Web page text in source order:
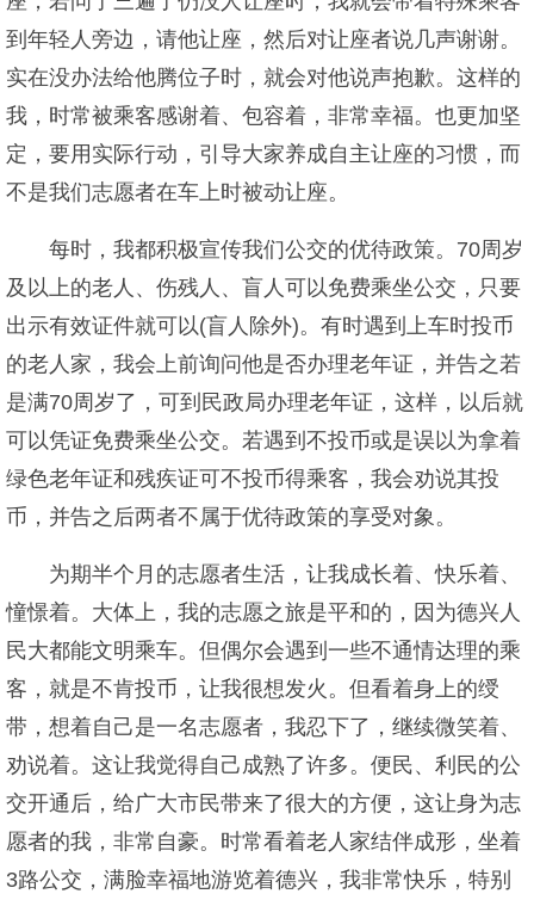
到年轻人旁边，请他让座，然后对让座者说几声谢谢。
实在没办法给他腾位子时，就会对他说声抱歉。这样的
我，时常被乘客感谢着、包容着，非常幸福。也更加坚
定，要用实际行动，引导大家养成自主让座的习惯，而
不是我们志愿者在车上时被动让座。
每时，我都积极宣传我们公交的优待政策。70周岁
及以上的老人、伤残人、盲人可以免费乘坐公交，只要
出示有效证件就可以(盲人除外)。有时遇到上车时投币
的老人家，我会上前询问他是否办理老年证，并告之若
是满70周岁了，可到民政局办理老年证，这样，以后就
可以凭证免费乘坐公交。若遇到不投币或是误以为拿着
绿色老年证和残疾证可不投币得乘客，我会劝说其投
币，并告之后两者不属于优待政策的享受对象。
为期半个月的志愿者生活，让我成长着、快乐着、
憧憬着。大体上，我的志愿之旅是平和的，因为德兴人
民大都能文明乘车。但偶尔会遇到一些不通情达理的乘
客，就是不肯投币，让我很想发火。但看着身上的绶
带，想着自己是一名志愿者，我忍下了，继续微笑着、
劝说着。这让我觉得自己成熟了许多。便民、利民的公
交开通后，给广大市民带来了很大的方便，这让身为志
愿者的我，非常自豪。时常看着老人家结伴成形，坐着
3路公交，满脸幸福地游览着德兴，我非常快乐，特别